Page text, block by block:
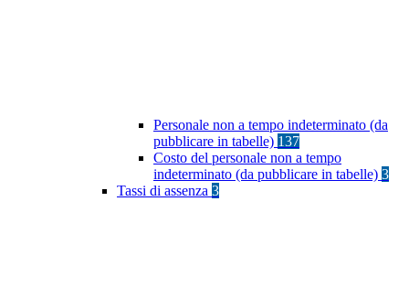
Personale non a tempo indeterminato (da
pubblicare in tabelle) 137
Costo del personale non a tempo
indeterminato (da pubblicare in tabelle) 3
Tassi di assenza 3